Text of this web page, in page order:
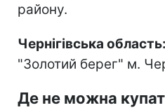
району.
Чернігівська область:
"Золотий берег" м.
Де не можна